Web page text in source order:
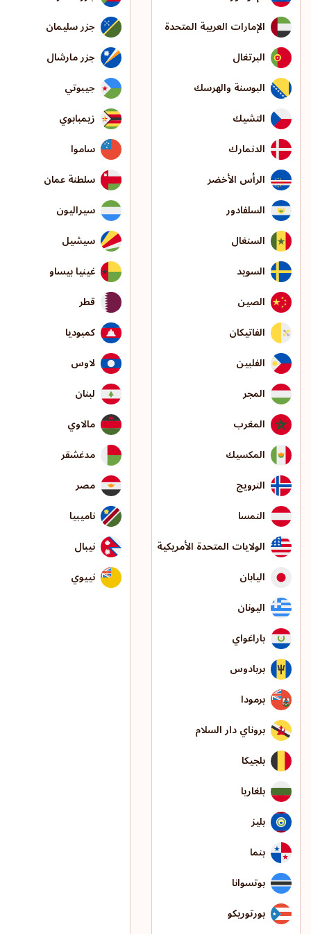
الإمارات العربية المتحدة
البرتغال
البوسنة والهرسك
التشيك
الدنمارك
الرأس الأخضر
السلفادور
السنغال
السويد
الصين
الفاتيكان
الفلبين
المجر
المغرب
المكسيك
النرويج
النمسا
الولايات المتحدة الأمريكية
اليابان
اليونان
باراغواي
بربادوس
برمودا
بروناي دار السلام
بلجيكا
بلغاريا
بليز
بنما
بوتسوانا
بورتوريكو
جزر سليمان
جزر مارشال
جيبوتي
زيمبابوي
ساموا
سلطنة عمان
سيراليون
سيشيل
غينيا بيساو
قطر
كمبوديا
لاوس
لبنان
مالاوي
مدغشقر
مصر
ناميبيا
نيبال
نييوي